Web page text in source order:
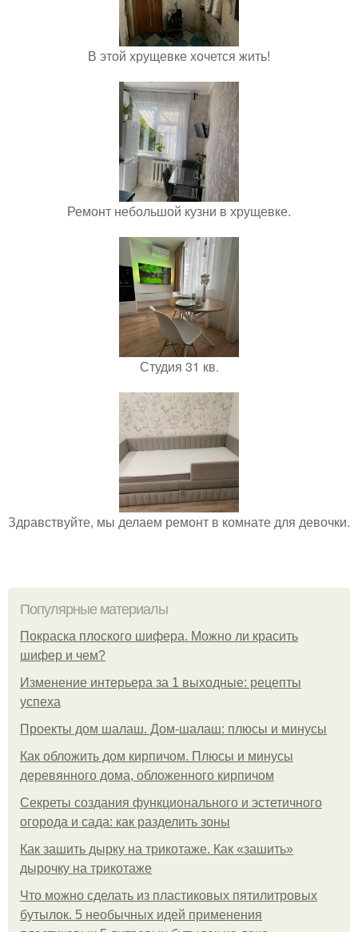
В этой хрущевке хочется жить!
Ремонт небольшой кузни в хрущевке.
Студия 31 кв.
Здравствуйте, мы делаем ремонт в комнате для девочки.
Популярные материалы
Покраска плоского шифера. Можно ли красить
шифер и чем?
Изменение интерьера за 1 выходные: рецепты
успеха
Проекты дом шалаш. Дом-шалаш: плюсы и минусы
Как обложить дом кирпичом. Плюсы и минусы
деревянного дома, обложенного кирпичом
Секреты создания функционального и эстетичного
огорода и сада: как разделить зоны
Как зашить дырку на трикотаже. Как «зашить»
дырочку на трикотаже
Что можно сделать из пластиковых пятилитровых
бутылок. 5 необычных идей применения